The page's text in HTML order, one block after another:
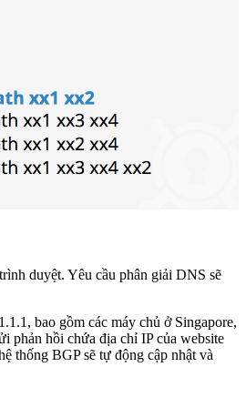
duyệt. Yêu cầu phân giải DNS sẽ
bao gồm các máy chủ ở Singapore,
phản hồi chứa địa chỉ IP của website
thống BGP sẽ tự động cập nhật và